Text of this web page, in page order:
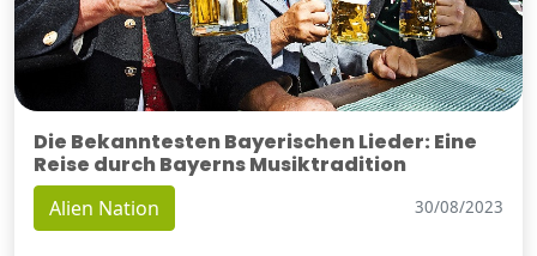
Die Bekanntesten Bayerischen Lieder: Eine
Reise durch Bayerns Musiktradition
Alien Nation 30/08/2023